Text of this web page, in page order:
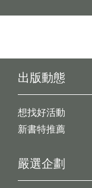
出版動態
想找好活動
新書特推薦
嚴選企劃